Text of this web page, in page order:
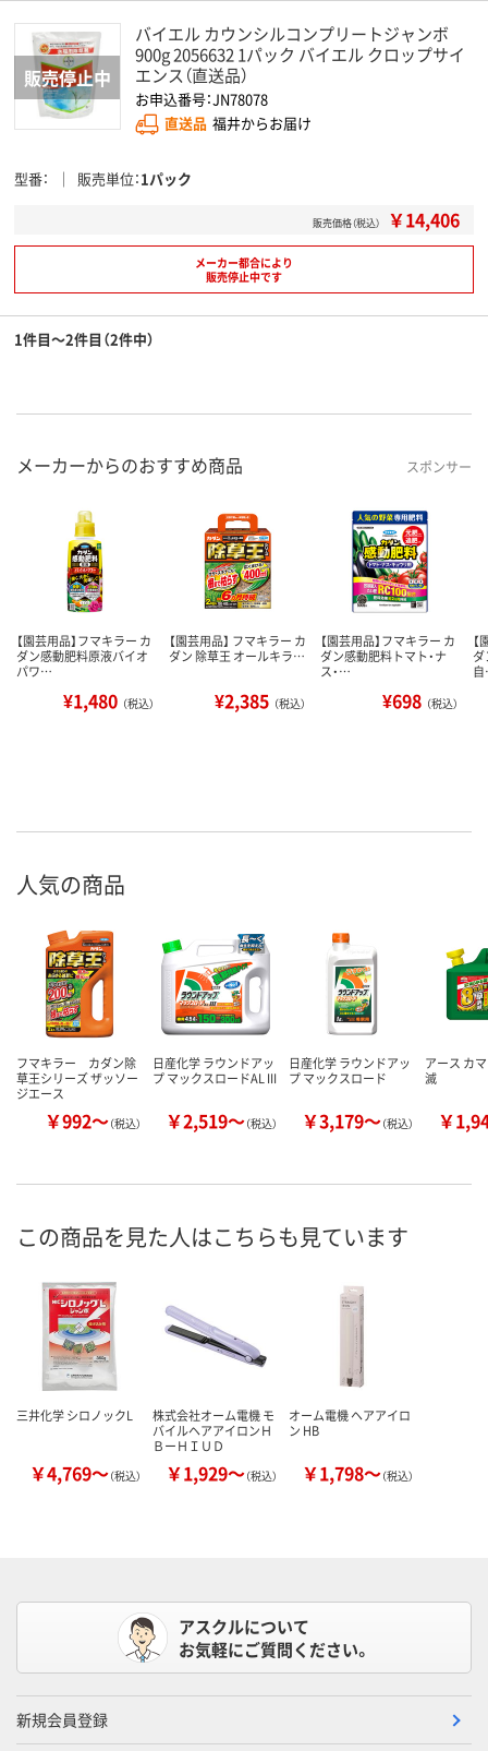
バイエル カウンシルコンプリートジャンボ
900g 2056632 1パック バイエル クロップサイ
エンス（直送品）
お申込番号：JN78078
直送品 福井からお届け
型番 販売単位 1パック
販売価格（税込） ￥14,406
メーカー都合により
販売停止中です
1件目～2件目（2件中）
メーカーからのおすすめ商品 スポンサー
【園芸用品】フマキラー カ
ダン感動肥料原液バイオ
パワ…
¥1,480 （税込）
【園芸用品】 フマキラー カ
ダン 除草王 オールキラ…
¥2,385 （税込）
【園芸用品】フマキラー カ
ダン感動肥料トマト・ナ
ス・…
¥698 （税込）
人気の商品
フマキラー カダン除
草王シリーズ ザッソー
ジエース
￥992～（税込）
日産化学 ラウンドアッ
プ マックスロードAL III
￥2,519～（税込）
日産化学 ラウンドアッ
プ マックスロード
￥3,179～（税込）
アース カ
滅
￥
この商品を見た人はこちらも見ています
三井化学 シロノックL
￥4,769～（税込）
株式会社オーム電機 モ
バイルヘアアイロンＨ
ＢーＨＩＵＤ
￥1,929～（税込）
オーム電機 ヘアアイロ
ン HB
￥1,798～（税込）
アスクルについて
お気軽にご質問ください。
新規会員登録